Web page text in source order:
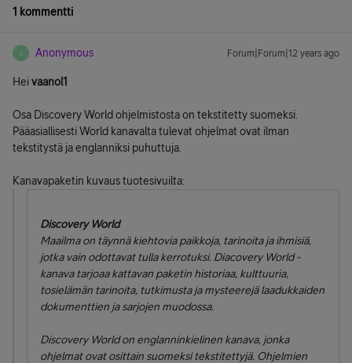
1 kommentti
A Anonymous Forum|Forum|12 years ago
Heivaanol1
Osa Discovery World ohjelmistosta on tekstitetty suomeksi.
Pääasiallisesti World kanavalta tulevat ohjelmat ovat ilman
tekstitystä ja englanniksi puhuttuja.
Kanavapaketin kuvaus tuotesivuilta:
Discovery World
Maailma on täynnä kiehtovia paikkoja, tarinoita ja ihmisiä,
jotka vain odottavat tulla kerrotuksi. Diacovery World -
kanava tarjoaa kattavan paketin historiaa, kulttuuria,
tosielämän tarinoita, tutkimusta ja mysteerejä laadukkaiden
dokumenttien ja sarjojen muodossa.
Discovery World on englanninkielinen kanava, jonka
ohjelmat ovat osittain suomeksi tekstitettyjä. Ohjelmien